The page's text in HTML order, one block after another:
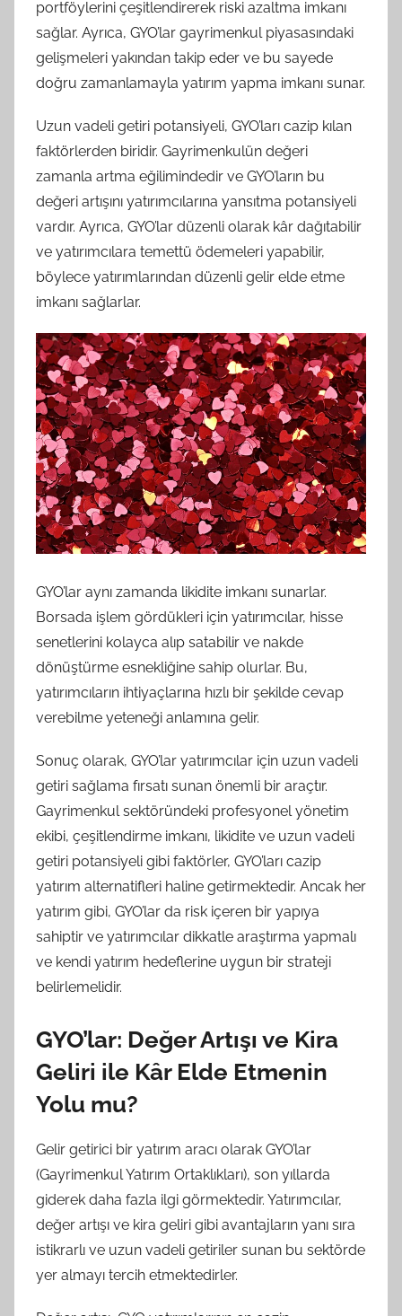
portföylerini çeşitlendirerek riski azaltma imkanı
sağlar. Ayrıca, GYO’lar gayrimenkul piyasasındaki
gelişmeleri yakından takip eder ve bu sayede
doğru zamanlamayla yatırım yapma imkanı sunar.
Uzun vadeli getiri potansiyeli, GYO’ları cazip kılan
faktörlerden biridir. Gayrimenkulün değeri
zamanla artma eğilimindedir ve GYO’ların bu
değeri artışını yatırımcılarına yansıtma potansiyeli
vardır. Ayrıca, GYO’lar düzenli olarak kâr dağıtabilir
ve yatırımcılara temettü ödemeleri yapabilir,
böylece yatırımlarından düzenli gelir elde etme
imkanı sağlarlar.
GYO’lar aynı zamanda likidite imkanı sunarlar.
Borsada işlem gördükleri için yatırımcılar, hisse
senetlerini kolayca alıp satabilir ve nakde
dönüştürme esnekliğine sahip olurlar. Bu,
yatırımcıların ihtiyaçlarına hızlı bir şekilde cevap
verebilme yeteneği anlamına gelir.
Sonuç olarak, GYO’lar yatırımcılar için uzun vadeli
getiri sağlama fırsatı sunan önemli bir araçtır.
Gayrimenkul sektöründeki profesyonel yönetim
ekibi, çeşitlendirme imkanı, likidite ve uzun vadeli
getiri potansiyeli gibi faktörler, GYO’ları cazip
yatırım alternatifleri haline getirmektedir. Ancak her
yatırım gibi, GYO’lar da risk içeren bir yapıya
sahiptir ve yatırımcılar dikkatle araştırma yapmalı
ve kendi yatırım hedeflerine uygun bir strateji
belirlemelidir.
GYO’lar: Değer Artışı ve Kira
Geliri ile Kâr Elde Etmenin
Yolu mu?
Gelir getirici bir yatırım aracı olarak GYO’lar
(Gayrimenkul Yatırım Ortaklıkları), son yıllarda
giderek daha fazla ilgi görmektedir. Yatırımcılar,
değer artışı ve kira geliri gibi avantajların yanı sıra
istikrarlı ve uzun vadeli getiriler sunan bu sektörde
yer almayı tercih etmektedirler.